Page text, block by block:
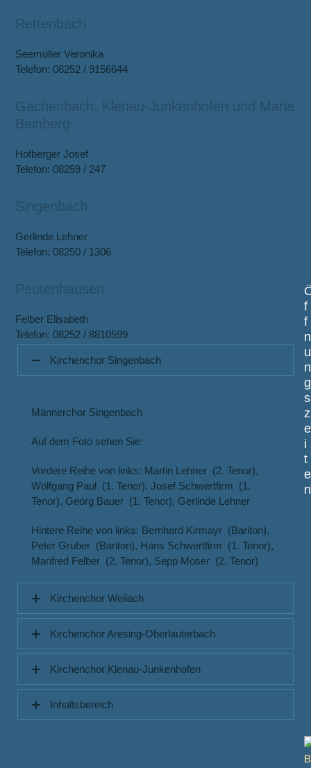
Rettenbach
Seemüller Veronika
Telefon: 08252 / 9156644
Gachenbach, Klenau-Junkenhofen und Maria
Beinberg
Hofberger Josef
Telefon: 08259 / 247
Singenbach
Gerlinde Lehner
Telefon: 08250 / 1306
Peutenhausen
Felber Elisabeth
Telefon: 08252 / 8810599
Kirchenchor Singenbach
Männerchor Singenbach
Auf dem Foto sehen Sie:
Vordere Reihe von links: Martin Lehner (2. Tenor),
Wolfgang Paul (1. Tenor), Josef Schwertfirm (1.
Tenor), Georg Bauer (1. Tenor), Gerlinde Lehner
Hintere Reihe von links: Bernhard Kirmayr (Bariton),
Peter Gruber (Bariton), Hans Schwertfirm (1. Tenor),
Manfred Felber (2. Tenor), Sepp Moser (2. Tenor)
Kirchenchor Weilach
Kirchenchor Aresing-Oberlauterbach
Kirchenchor Klenau-Junkenhofen
Inhaltsbereich
f
f
n
u
n
g
s
z
e
i
t
e
n